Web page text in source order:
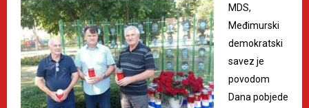
MDS,
Međimurski
demokratski
savez je
povodom
Dana pobjede